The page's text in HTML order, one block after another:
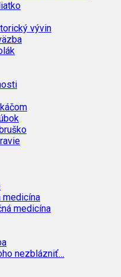
vývin
medicína
medicína
nezblázniť…